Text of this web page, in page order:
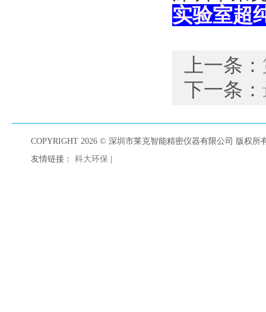
实验室超
上一条：
下一条：
COPYRIGHT 2026 © 深圳市莱克智能精密仪器有限公司 版权所
友情链接： 科大环保